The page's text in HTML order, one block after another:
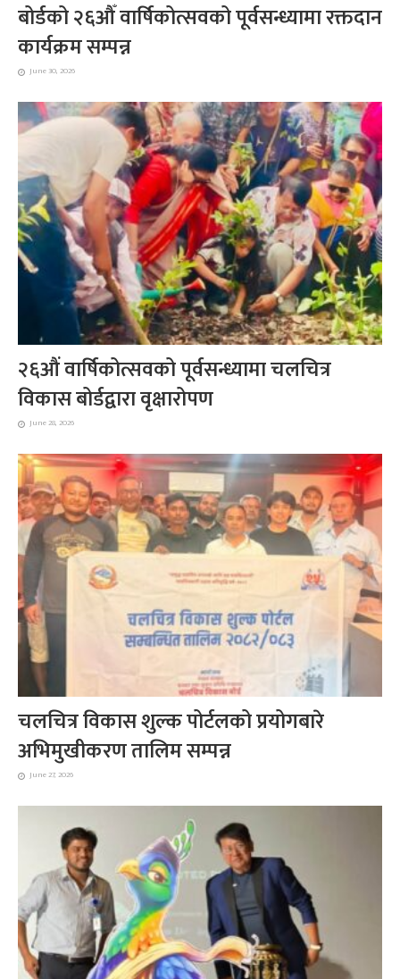
बोर्डको २६औँ वार्षिकोत्सवको पूर्वसन्ध्यामा रक्तदान
कार्यक्रम सम्पन्न
June 30, 2026
२६औं वार्षिकोत्सवको पूर्वसन्ध्यामा चलचित्र
विकास बोर्डद्वारा वृक्षारोपण
June 28, 2026
चलचित्र विकास शुल्क पोर्टलको प्रयोगबारे
अभिमुखीकरण तालिम सम्पन्न
June 27, 2026